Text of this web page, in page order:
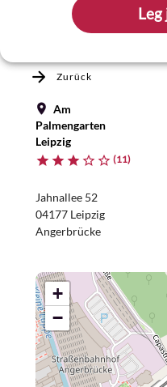
Zurück
Am
Palmengarten
Leipzig
(11)
Jahnallee 52
04177 Leipzig
Angerbrücke
+
−